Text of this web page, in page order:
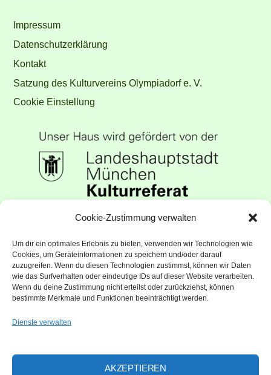
Cookie-Zustimmung verwalten
Um dir ein optimales Erlebnis zu bieten, verwenden wir Technologien wie
Cookies, um Geräteinformationen zu speichern und/oder darauf
zuzugreifen. Wenn du diesen Technologien zustimmst, können wir Daten
wie das Surfverhalten oder eindeutige IDs auf dieser Website verarbeiten.
Wenn du deine Zustimmung nicht erteilst oder zurückziehst, können
bestimmte Merkmale und Funktionen beeinträchtigt werden.
Dienste verwalten
AKZEPTIEREN
Impressum
Datenschutzerklärung
Kontakt
Satzung des Kulturvereins Olympiadorf e. V.
Cookie Einstellung
Unser Haus wird gefördert vom
München